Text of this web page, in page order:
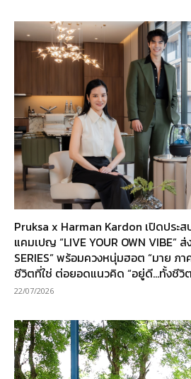
Pruksa x Harman Kardon เปิดประ
แคมเปญ “LIVE YOUR OWN VIBE” ส่
SERIES” พร้อมควงหนุ่มฮอต “มาย ภ
ชีวิตที่ใช่ ต่อยอดแนวคิด “อยู่ดี…ทั้งชีวิ
22/07/2026